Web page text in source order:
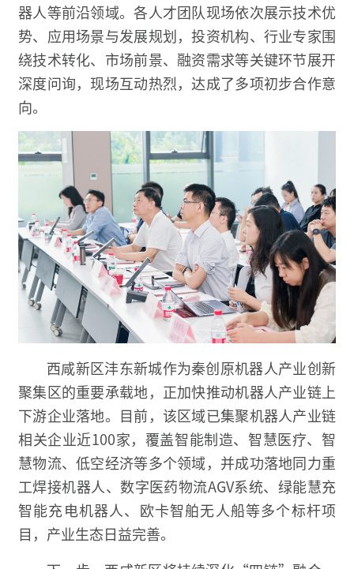
器人等前沿领域。各人才团队现场依次展示技术优
势、应用场景与发展规划，投资机构、行业专家围
绕技术转化、市场前景、融资需求等关键环节展开
深度问询，现场互动热烈，达成了多项初步合作意
向。
西咸新区沣东新城作为秦创原机器人产业创新
聚集区的重要承载地，正加快推动机器人产业链上
下游企业落地。目前，该区域已集聚机器人产业链
相关企业近100家，覆盖智能制造、智慧医疗、智
慧物流、低空经济等多个领域，并成功落地同力重
工焊接机器人、数字医药物流AGV系统、绿能慧充
智能充电机器人、欧卡智舶无人船等多个标杆项
目，产业生态日益完善。